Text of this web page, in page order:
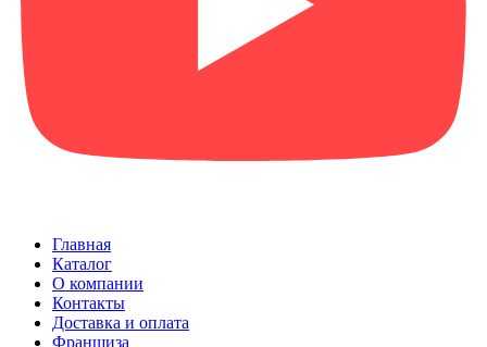
Главная
Каталог
О компании
Контакты
Доставка и оплата
Франшиза